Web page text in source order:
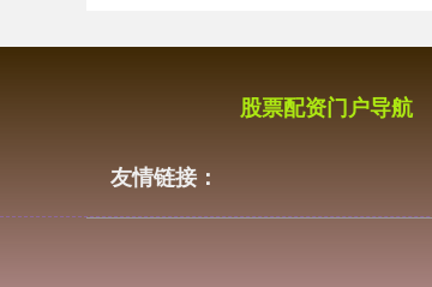
股票配资门户导航
友情链接：